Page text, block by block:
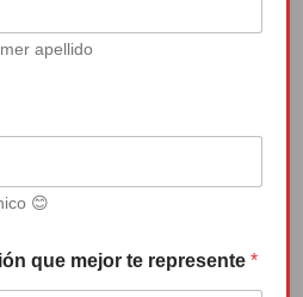
sonrisa”
apellido
😊
que mejor te represente*